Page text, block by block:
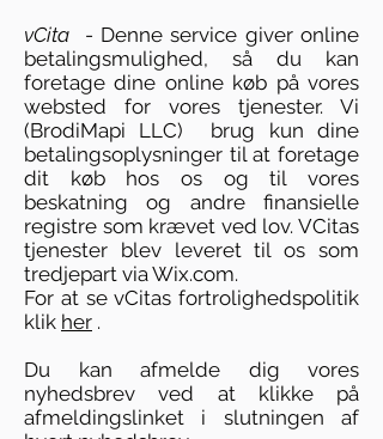
vCita - Denne service giver online
betalingsmulighed, så du kan
foretage dine online køb på vores
websted for vores tjenester. Vi
(BrodiMapi LLC) brug kun dine
betalingsoplysninger til at foretage
dit køb hos os og til vores
beskatning og andre finansielle
registre som krævet ved lov. VCitas
tjenester blev leveret til os som
tredjepart via Wix.com.
For at se vCitas fortrolighedspolitik
klik her .
Du kan afmelde dig vores
nyhedsbrev ved at klikke på
afmeldingslinket i slutningen af